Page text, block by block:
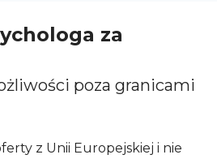
za
poza granicami
z Unii Europejskiej i nie